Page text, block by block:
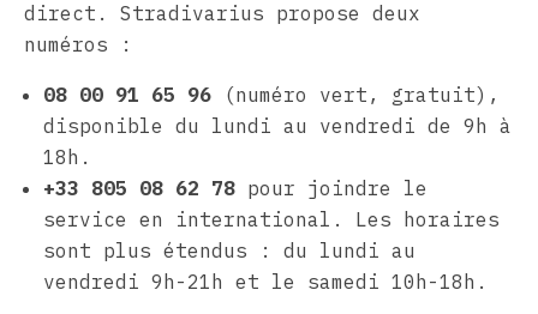
direct. Stradivarius propose deux
numéros :
08 00 91 65 96 (numéro vert, gratuit),
disponible du lundi au vendredi de 9h à
18h.
+33 805 08 62 78 pour joindre le
service en international. Les horaires
sont plus étendus : du lundi au
vendredi 9h-21h et le samedi 10h-18h.